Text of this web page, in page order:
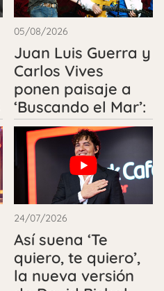
05/08/2026
Juan Luis Guerra y
Carlos Vives
ponen paisaje a
‘Buscando el Mar’:
Letra completa y
Videoclip
24/07/2026
Así suena ‘Te
quiero, te quiero’,
la nueva versión